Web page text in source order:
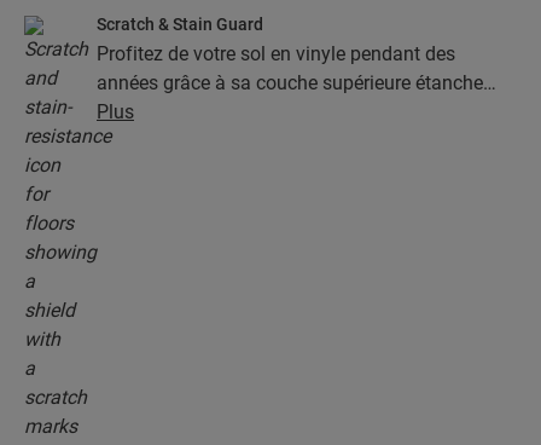
Scratch & Stain Guard
Profitez de votre sol en vinyle pendant des
années grâce à sa couche supérieure étanche
dotée de la technologie Stain & Scratch Guard.
Cette couche garantit une protection supérieure
Plus